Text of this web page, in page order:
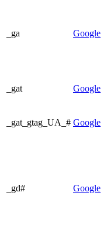
_ga Google
_gat Google
_gat_gtag_UA_# Google
_gd# Google